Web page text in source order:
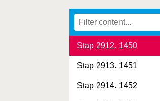
Stap 2911. 1449
Stap 2912. 1450
Stap 2913. 1451
Stap 2914. 1452